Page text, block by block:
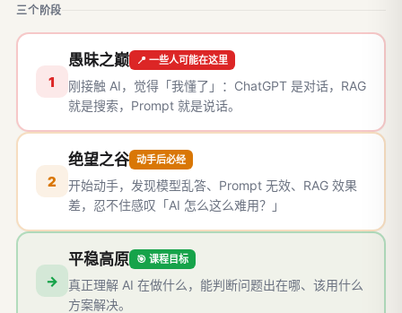
三个阶段
1
愚昧之巅 📍 一些人可能在这里
刚接触 AI，觉得「我懂了」：ChatGPT 是对话，RAG
就是搜索，Prompt 就是说话。
2
绝望之谷 动手后必经
开始动手，发现模型乱答、Prompt 无效、RAG 效果
差，忍不住感叹「AI 怎么这么难用？」
→
平稳高原 🎯 课程目标
真正理解 AI 在做什么，能判断问题出在哪、该用什么
方案解决。